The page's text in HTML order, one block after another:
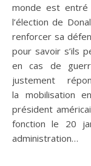
monde est entré
l’élection de
renforcer sa
pour savoir s’ils
en cas de
justement
la mobilisation
président
fonction le 20
administration…